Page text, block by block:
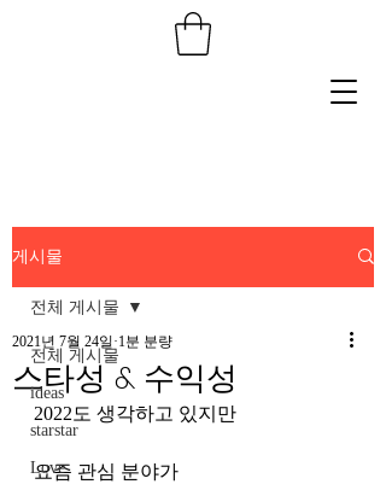
게시물
전체 게시물
ideas
starstar
Love
전체 게시물
스타성 & 수익성
2021년 7월 24일 1분 분량
2022도 생각하고 있지만
요즘 관심 분야가